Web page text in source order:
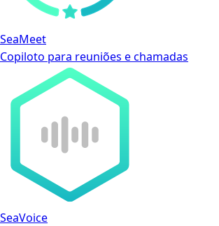
SeaMeet
Copiloto para reuniões e chamadas
SeaVoice